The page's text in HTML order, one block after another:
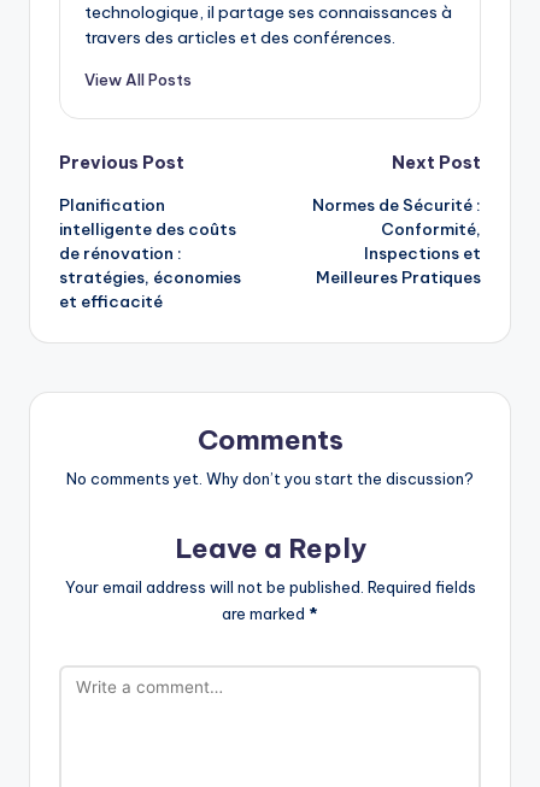
technologique, il partage ses connaissances à
travers des articles et des conférences.
View All Posts
Post
navigation
Previous Post
Planification
intelligente des coûts
de rénovation :
stratégies, économies
et efficacité
Next Post
Normes de Sécurité :
Conformité,
Inspections et
Meilleures Pratiques
Comments
No comments yet. Why don’t you start the discussion?
Leave a Reply
Your email address will not be published. Required fields
are marked *